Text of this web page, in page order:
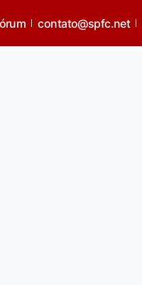
contato@spfc.net